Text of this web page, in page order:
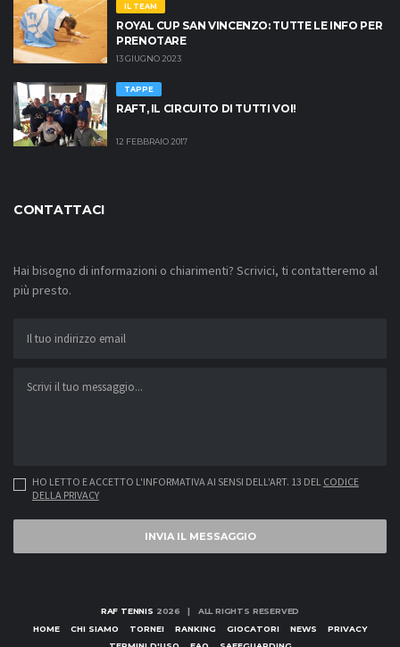
IL TEAM
ROYAL CUP SAN VINCENZO: TUTTE LE INFO PER
PRENOTARE
13 GIUGNO 2023
TAPPE
RAFT, IL CIRCUITO DI TUTTI VOI!
12 FEBBRAIO 2017
CONTATTACI
Hai bisogno di informazioni o chiarimenti? Scrivici, ti contatteremo al
più presto.
HO LETTO E ACCETTO L'INFORMATIVA AI SENSI DELL'ART. 13 DEL CODICE
DELLA PRIVACY
INVIA IL MESSAGGIO
RAF TENNIS 2026 | ALL RIGHTS RESERVED
HOME
CHI SIAMO TORNEI RANKING GIOCATORI NEWS
PRIVACY